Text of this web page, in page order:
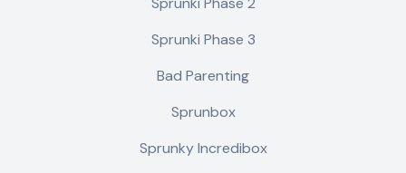
Sprunki Phase 3
Bad Parenting
Sprunbox
Sprunky Incredibox